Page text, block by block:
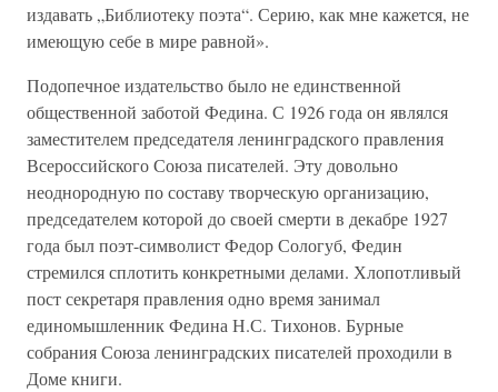
издавать „Библиотеку поэта“. Серию, как мне кажется, не
имеющую себе в мире равной».
Подопечное издательство было не единственной
общественной заботой Федина. С 1926 года он являлся
заместителем председателя ленинградского правления
Всероссийского Союза писателей. Эту довольно
неоднородную по составу творческую организацию,
председателем которой до своей смерти в декабре 1927
года был поэт-символист Федор Сологуб, Федин
стремился сплотить конкретными делами. Хлопотливый
пост секретаря правления одно время занимал
единомышленник Федина Н.С. Тихонов. Бурные
собрания Союза ленинградских писателей проходили в
Доме книги.